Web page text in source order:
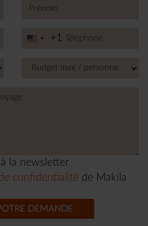
United
+1
+1
la newsletter
confidentialité de Makila
DEMANDE